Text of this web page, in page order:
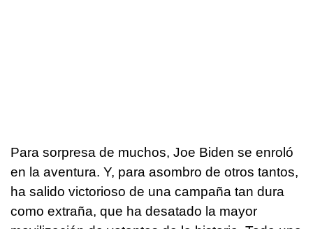
Para sorpresa de muchos, Joe Biden se enroló
en la aventura. Y, para asombro de otros tantos,
ha salido victorioso de una campaña tan dura
como extraña, que ha desatado la mayor